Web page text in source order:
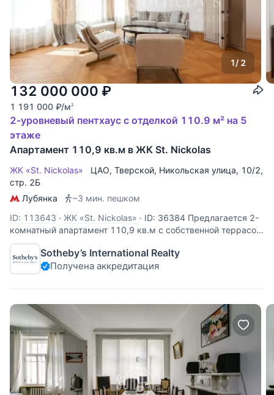
1/ 2
132 000 000 ₽
1 191 000 ₽/м2
2-уровневый пентхаус с отделкой 110.9 м² на 5
этаже
Апартамент 110,9 кв.м в ЖК St. Nickolas
ЖК «St. Nickolas» ЦАО, Тверской, Никольская улица, 10/2,
стр. 2Б
Лубянка
~3 мин. пешком
ID: 113643 · ЖК «St. Nickolas» · ID: 36384 Предлагается 2-
комнатный апартамент 110,9 кв.м с собственной террасой
на 5 этаже кирпично-монолитного дома St. Nickolas –
современные апартаменты премиального класса в
отреставрированном историческом доме XIX века. В
Sotheby’s International Realty
Получена аккредитация